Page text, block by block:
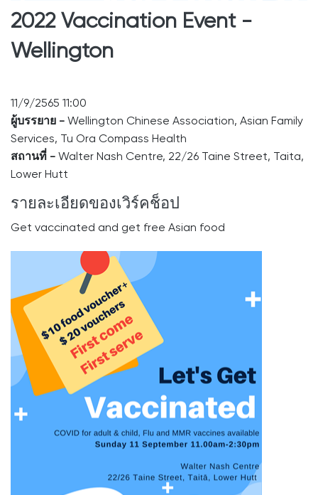
2022 Vaccination Event -
Wellington
11/9/2565 11:00
ผู้บรรยาย - Wellington Chinese Association, Asian Family
Services, Tu Ora Compass Health
สถานที่ - Walter Nash Centre, 22/26 Taine Street, Taita,
Lower Hutt
รายละเอียดของเวิร์คช็อป
Get vaccinated and get free Asian food